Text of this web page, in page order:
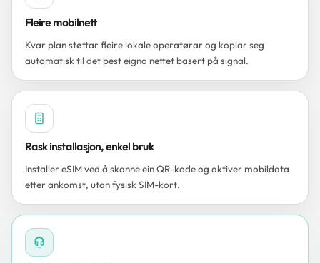
Fleire mobilnett
Kvar plan støttar fleire lokale operatørar og koplar seg
automatisk til det best eigna nettet basert på signal.
Rask installasjon, enkel bruk
Installer eSIM ved å skanne ein QR-kode og aktiver mobildata
etter ankomst, utan fysisk SIM-kort.